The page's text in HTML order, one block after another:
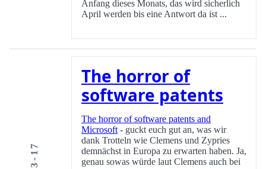
Anfang dieses Monats, das wird sicherlich
April werden bis eine Antwort da ist ...
The horror of
software patents
The horror of software patents and
Microsoft - guckt euch gut an, was wir
dank Trotteln wie Clemens und Zypries
demnächst in Europa zu erwarten haben. Ja,
genau sowas würde laut Clemens auch bei